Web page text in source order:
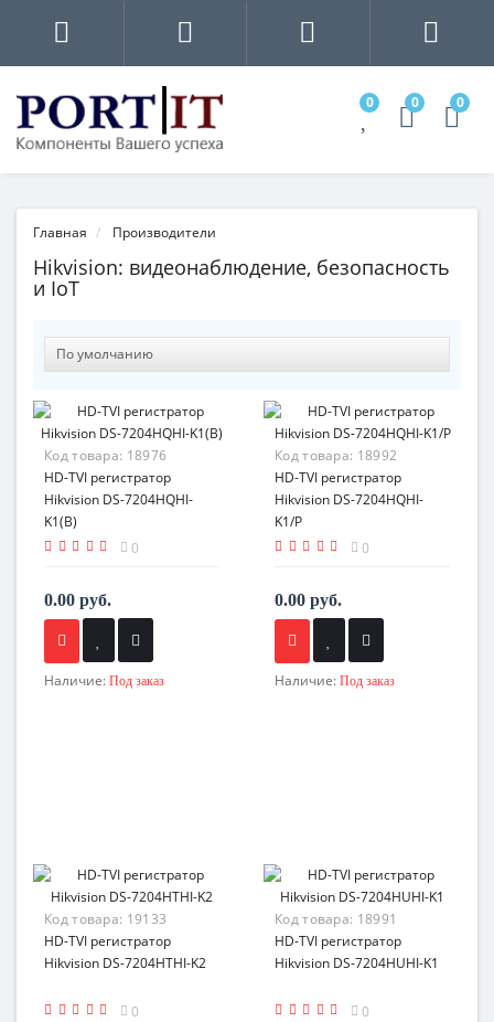
0 0 0
Главная Производители
Hikvision: видеонаблюдение, безопасность
и IoT
Код товара: 18976
HD-TVI регистратор
Hikvision DS-7204HQHI-
K1(B)
0
0.00 руб.
Наличие: Под заказ
Код товара: 18992
HD-TVI регистратор
Hikvision DS-7204HQHI-
K1/P
0
0.00 руб.
Наличие: Под заказ
Код товара: 19133
HD-TVI регистратор
Hikvision DS-7204HTHI-K2
0
Код товара: 18991
HD-TVI регистратор
Hikvision DS-7204HUHI-K1
0